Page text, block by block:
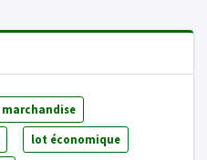
marchandise
lot économique